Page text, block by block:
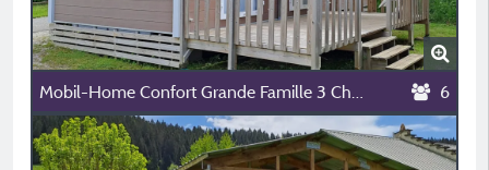
Mobil-Home Confort Grande Famille 3 Chambres 6